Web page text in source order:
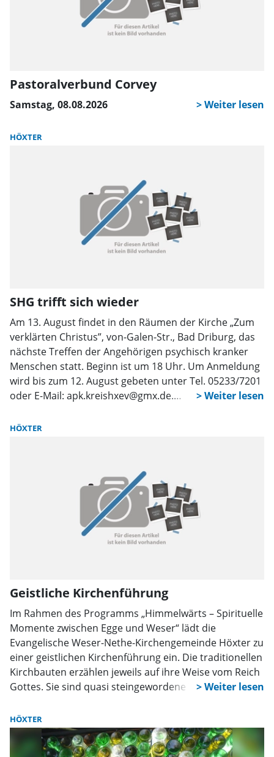
Pastoralverbund Corvey
Samstag, 08.08.2026
HÖXTER
SHG trifft sich wieder
Am 13. August findet in den Räumen der Kirche „Zum
verklärten Christus”, von-Galen-Str., Bad Driburg, das
nächste Treffen der Angehörigen psychisch kranker
Menschen statt. Beginn ist um 18 Uhr. Um Anmeldung
wird bis zum 12. August gebeten unter Tel. 05233/7201
oder E-Mail: apk.kreishxev@gmx.de.
Karin Volkhausen.
HÖXTER
Geistliche Kirchenführung
Im Rahmen des Programms „Himmelwärts – Spirituelle
Momente zwischen Egge und Weser“ lädt die
Evangelische Weser-Nethe-Kirchengemeinde Höxter zu
einer geistlichen Kirchenführung ein. Die traditionellen
Kirchbauten erzählen jeweils auf ihre Weise vom Reich
Gottes. Sie sind quasi steingewordene Visionen von
Kilianikirche erzählt dabei anders als die gotische
Marienkirche. Beide Kirchen sollen bei der
Kirchenführung zum Sprechen gebracht werden.
HÖXTER